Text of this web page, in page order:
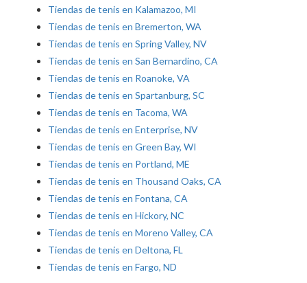
Tiendas de tenis en Kalamazoo, MI
Tiendas de tenis en Bremerton, WA
Tiendas de tenis en Spring Valley, NV
Tiendas de tenis en San Bernardino, CA
Tiendas de tenis en Roanoke, VA
Tiendas de tenis en Spartanburg, SC
Tiendas de tenis en Tacoma, WA
Tiendas de tenis en Enterprise, NV
Tiendas de tenis en Green Bay, WI
Tiendas de tenis en Portland, ME
Tiendas de tenis en Thousand Oaks, CA
Tiendas de tenis en Fontana, CA
Tiendas de tenis en Hickory, NC
Tiendas de tenis en Moreno Valley, CA
Tiendas de tenis en Deltona, FL
Tiendas de tenis en Fargo, ND